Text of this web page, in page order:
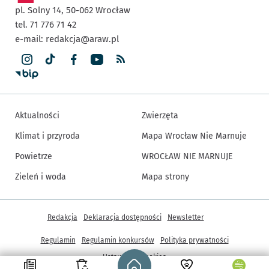
Strona główna - wroclaw.pl
pl. Solny 14, 50-062 Wrocław
tel. 71 776 71 42
e-mail: redakcja@araw.pl
Aktualności
Klimat i przyroda
Powietrze
Zieleń i woda
Zwierzęta
Mapa Wrocław Nie Marnuje
WROCŁAW NIE MARNUJE
Mapa strony
Inne informacje
Redakcja Deklaracja dostępności Newsletter
Regulamin Regulamin konkursów
Polityka prywatności
Ustawienia cookies